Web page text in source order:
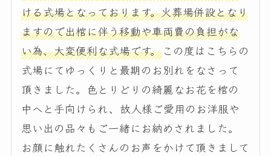
ける式場となっております。火葬場併設となり
ますので出棺に伴う移動や車両費の負担がな
い為、大変便利な式場です。 この度はこちらの
式場にてゆっくりと最期のお別れをなさって
頂きました。色とりどりの綺麗なお花を棺の
中へと手向けられ、故人様ご愛用のお洋服や
思い出の品々もご一緒にお納めされました。
お顔に触れたくさんのお声をかけて頂きまして